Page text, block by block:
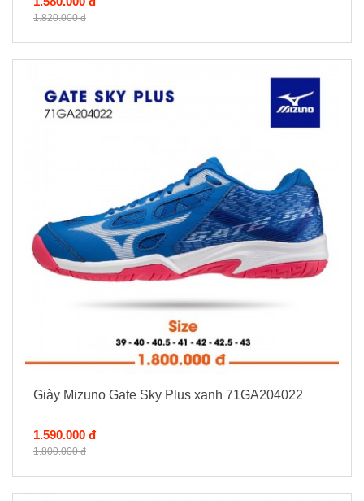
1.820.000 đ
Giày Mizuno Gate Sky Plus xanh 71GA204022
1.590.000 đ
1.800.000 đ